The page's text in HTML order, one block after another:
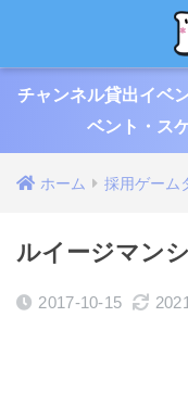
チャンネル貸出イベ
ベント・ス
ホーム 採用ゲーム
ルイージマン
2017-10-15